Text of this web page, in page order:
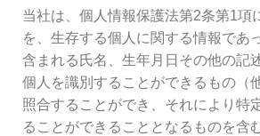
当社は、個人情報保護法第2条第1項
を、生存する個人に関する情報であ
含まれる氏名、生年月日その他の記
個人を識別することができるもの（
照合することができ、それにより特
ることができることとなるものを含